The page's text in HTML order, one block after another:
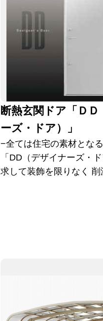
断熱玄関ドア「Ｄ
ーズ・ドア）」
−全ては住宅の素材とな
「DD（デザイナーズ・
求して装飾を限りなく 削